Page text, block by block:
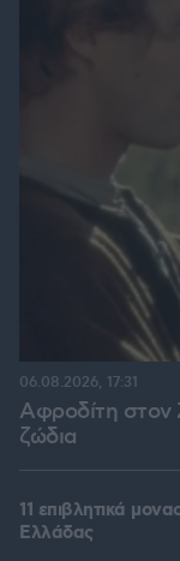
Αφροδίτη στον
ζώδια
06.08.2026, 17:31
11 επιβλητικά
Ελλάδας